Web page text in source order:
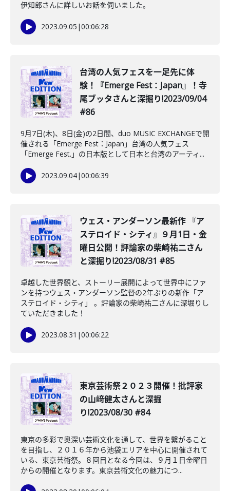
伊知郎さんに詳しいお話を伺いました。
2023.09.05 |00:06:28
台湾の人気フェスを一足先に体
験！『Emerge Fest：Japan』！寺
尾ブッタさんと深掘り!2023/09/04
#86
9月7日(木)、8日(金)の2日間、duo MUSIC EXCHANGEで開
催される「Emerge Fest：Japan」台湾の人気フェス
「Emerge Fest.」の日本版として日本と台湾のアーティ...
2023.09.04|00:06:39
ウェス・アンダーソン最新作 『ア
ステロイド・シティ』９月1日・金
曜日公開！評論家の柴崎祐二さん
と深掘り!2023/08/31 #85
卓越した世界観と、ストーリー展開によって世界中にファ
ンを持つウェス・アンダーソン監督の2年ぶりの新作「ア
ステロイド・シティ」 。評論家の柴崎祐二さんに深堀りし
ていただきました！
2023.08.31 |00:06:22
東京芸術祭２０２３開催！批評家
の山﨑健太さんと深掘
り!2023/08/30 #84
東京の多彩で奥深い芸術文化を通して、世界を繋がること
を目指し、２０１６年から池袋エリアを中心に開催されて
いる、東京芸術祭。８回目となる今回は、９月１日金曜日
からの開催となります。東京芸術文化の魅力につ...